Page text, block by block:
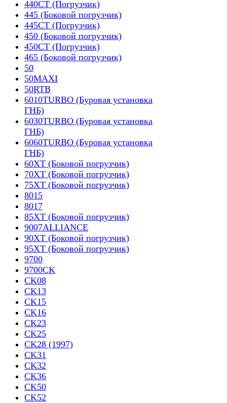
440CT (Погрузчик)
445 (Боковой погрузчик)
445CT (Погрузчик)
450 (Боковой погрузчик)
450CT (Погрузчик)
465 (Боковой погрузчик)
50
50MAXI
50RTB
6010TURBO (Буровая установка
ГНБ)
6030TURBO (Буровая установка
ГНБ)
6060TURBO (Буровая установка
ГНБ)
60XT (Боковой погрузчик)
70XT (Боковой погрузчик)
75XT (Боковой погрузчик)
8015
8017
85XT (Боковой погрузчик)
9007ALLIANCE
90XT (Боковой погрузчик)
95XT (Боковой погрузчик)
9700
9700CK
CK08
CK13
CK15
CK16
CK23
CK25
CK28 (1997)
CK31
CK32
CK36
CK50
CK52